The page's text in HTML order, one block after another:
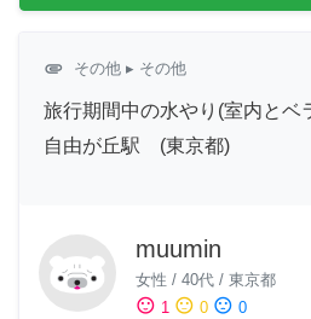
attachment その他 ▸ その他
旅行期間中の水やり(室内とベ
自由が丘駅 (東京都)
muumin
女性 / 40代 / 東京都
sentiment_satisfied 1 sentiment_neutral 0 sentiment_dissatisfied 0